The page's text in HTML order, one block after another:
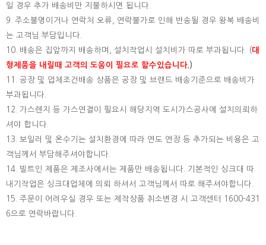
일 경우 추가 배송비만 지불하시면 됩니다.
9. 주소불명이거나 연락처 오류, 연락불가로 인해 반송될 경우 왕복 배송비
는 고객님 부담입니다.
10. 배송은 집앞까지 배송하며, 설치작업시 설치비가 따로 부과됩니다. (대
형제품을 내릴때 고객의 도움이 필요로 할수있습니다. )
11. 공장 및 업체조건배송 상품은 공장 및 브랜드 배송기준으로 배송비가
부과됩니다.
12. 가스렌지 등 가스연결이 필요시 해당지역 도시가스공사에 설치의뢰하
셔야 합니다.
13. 보일러 및 온수기는 설치환경에 따라 연도 연장 등 추가되는 비용은 고
객님께서 부담해주셔야합니다.
14. 빌트인 제품은 제조사에서는 제품만 배송됩니다. 기본적인 싱크대 따
내기작업은 싱크대업체에 의뢰 하셔서 고객님께서 따로 해주셔야합니다.
15. 주문이 어려우실 경우 또는 제작상품 취소변경 시 고객센터 1600-431
6으로 연락바랍니다.